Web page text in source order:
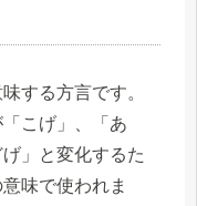
する方言です。
こげ」、「あ
」と変化するた
味で使われま